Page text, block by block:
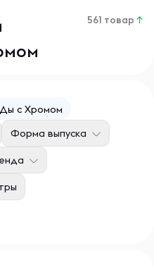
561 товар ↑
с Хромом
Форма выпуска